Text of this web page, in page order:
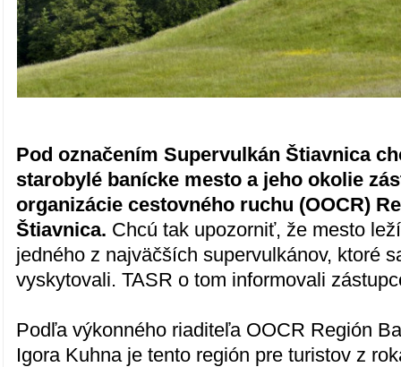
Pod označením Supervulkán Štiavnica
starobylé banícke mesto a jeho okolie
organizácie cestovného ruchu (OOCR)
Štiavnica. Chcú tak upozorniť, že mesto
jedného z najväčších supervulkánov, ktoré
vyskytovali. TASR o tom informovali
Podľa výkonného riaditeľa OOCR Región
Igora Kuhna je tento región pre turistov z